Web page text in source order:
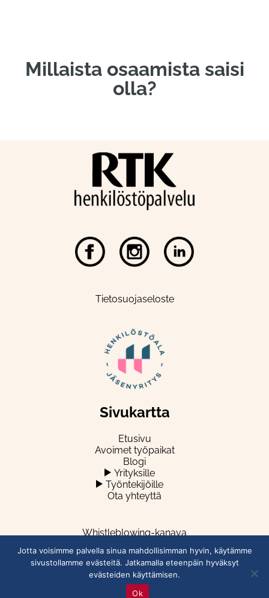
Millaista osaamista saisi
olla?
Tietosuojaseloste
Sivukartta
Etusivu
Avoimet työpaikat
Blogi
Yrityksille
Työntekijöille
Ota yhteyttä
Whistleblowing-kanava
Jotta voisimme palvella sinua mahdollisimman hyvin, käytämme
sivustollamme evästeitä. Jatkamalla eteenpäin hyväksyt
evästeiden käyttämisen.
Ok